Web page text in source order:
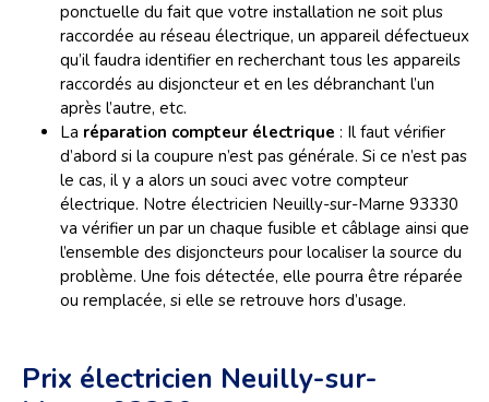
ponctuelle du fait que votre installation ne soit plus
raccordée au réseau électrique, un appareil défectueux
qu’il faudra identifier en recherchant tous les appareils
raccordés au disjoncteur et en les débranchant l’un
après l’autre, etc.
La réparation compteur électrique : Il faut vérifier
d’abord si la coupure n’est pas générale. Si ce n’est pas
le cas, il y a alors un souci avec votre compteur
électrique. Notre électricien Neuilly-sur-Marne 93330
va vérifier un par un chaque fusible et câblage ainsi que
l’ensemble des disjoncteurs pour localiser la source du
problème. Une fois détectée, elle pourra être réparée
ou remplacée, si elle se retrouve hors d’usage.
Prix électricien Neuilly-sur-